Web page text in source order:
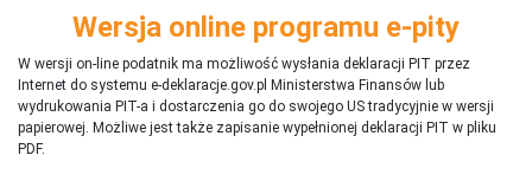
Wersja online programu e-pity
W wersji on-line podatnik ma możliwość wysłania deklaracji PIT przez
Internet do systemu e-deklaracje.gov.pl Ministerstwa Finansów lub
wydrukowania PIT-a i dostarczenia go do swojego US tradycyjnie w wersji
papierowej. Możliwe jest także zapisanie wypełnionej deklaracji PIT w pliku
PDF.